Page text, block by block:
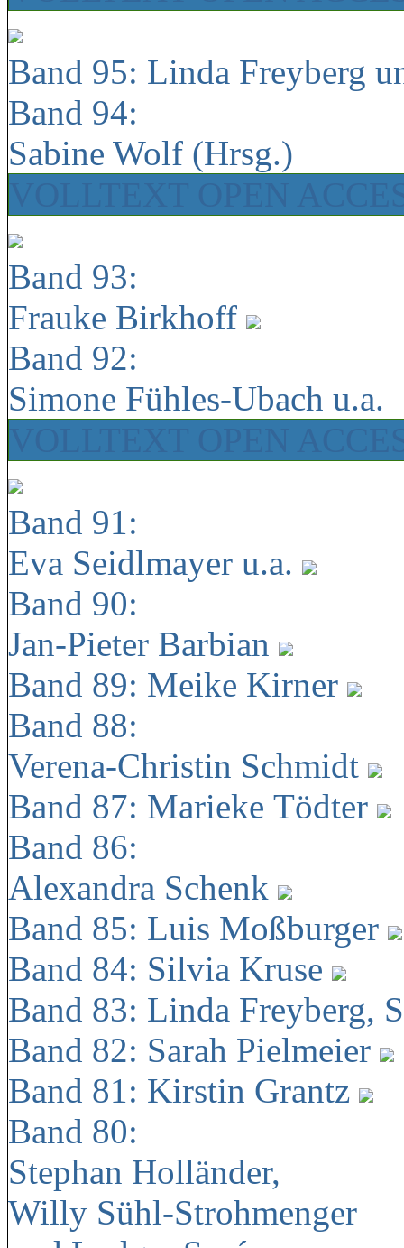
Band 95: Linda Freyberg
Band 94:
Sabine Wolf (Hrsg.)
Band 93:
Frauke Birkhoff
Band 92:
Simone Fühles-Ubach u.a.
Band 91:
Eva Seidlmayer u.a.
Band 90:
Jan-Pieter Barbian
Band 89: Meike Kirner
Band 88:
Verena-Christin Schmidt
Band 87: Marieke Tödter
Band 86:
Alexandra Schenk
Band 85: Luis Moßburger
Band 84: Silvia Kruse
Band 83: Linda Freyberg,
Band 82: Sarah Pielmeier
Band 81: Kirstin Grantz
Band 80:
Stephan Holländer,
Willy Sühl-Strohmenger